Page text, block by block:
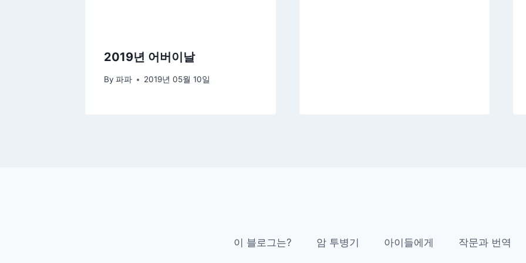
2019년 어버이날
By 파파 2019년 05월 10일
이 블로그는? 암 투병기 아이들에게 작문과 번역